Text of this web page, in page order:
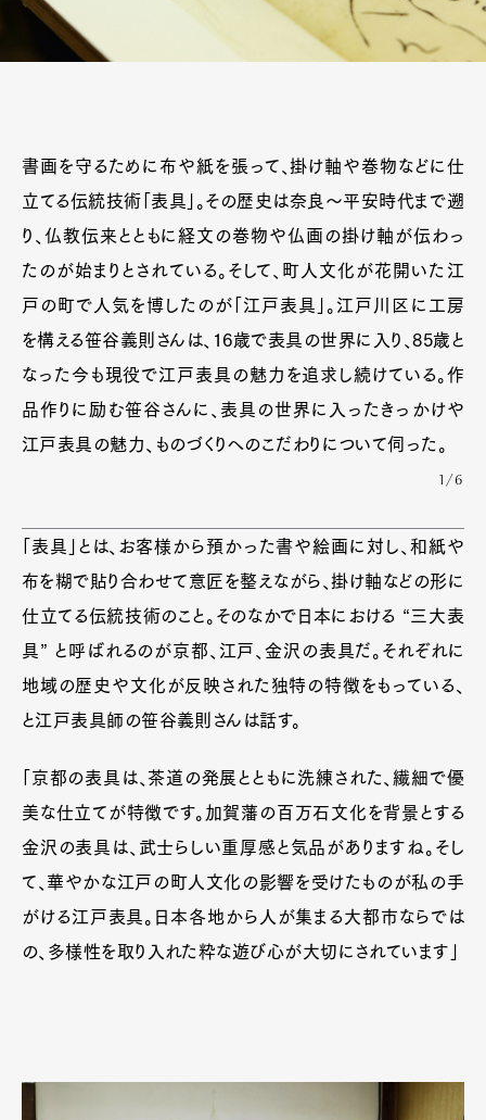
書画を守るために布や紙を張って、掛け軸や巻物などに仕
立てる伝統技術「表具」。その歴史は奈良～平安時代まで遡
り、仏教伝来とともに経文の巻物や仏画の掛け軸が伝わっ
たのが始まりとされている。そして、町人文化が花開いた江
戸の町で人気を博したのが「江戸表具」。江戸川区に工房
を構える笹谷義則さんは、16歳で表具の世界に入り、85歳と
なった今も現役で江戸表具の魅力を追求し続けている。作
品作りに励む笹谷さんに、表具の世界に入ったきっかけや
江戸表具の魅力、ものづくりへのこだわりについて伺った。
1/6
「表具」とは、お客様から預かった書や絵画に対し、和紙や
布を糊で貼り合わせて意匠を整えながら、掛け軸などの形に
仕立てる伝統技術のこと。そのなかで日本における “三大表
具” と呼ばれるのが京都、江戸、金沢の表具だ。それぞれに
地域の歴史や文化が反映された独特の特徴をもっている、
と江戸表具師の笹谷義則さんは話す。
「京都の表具は、茶道の発展とともに洗練された、繊細で優
美な仕立てが特徴です。加賀藩の百万石文化を背景とする
金沢の表具は、武士らしい重厚感と気品がありますね。そし
て、華やかな江戸の町人文化の影響を受けたものが私の手
がける江戸表具。日本各地から人が集まる大都市ならでは
の、多様性を取り入れた粋な遊び心が大切にされています」